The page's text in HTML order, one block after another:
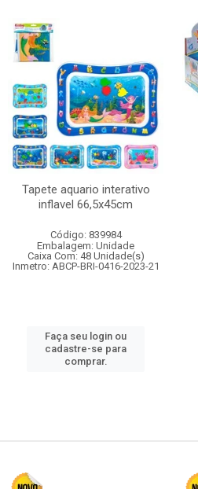
Tapete aquario interativo
inflavel 66,5x45cm
Código: 839984
Embalagem: Unidade
Caixa Com: 48 Unidade(s)
Inmetro: ABCP-BRI-0416-2023-21
Faça seu login ou
cadastre-se para
comprar.